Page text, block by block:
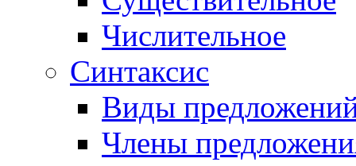
Числительное
Синтаксис
Виды
Члены